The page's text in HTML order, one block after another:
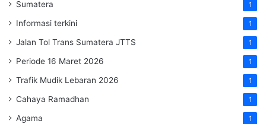
Sumatera 1
Informasi terkini 1
Jalan Tol Trans Sumatera JTTS 1
Periode 16 Maret 2026 1
Trafik Mudik Lebaran 2026 1
Cahaya Ramadhan 1
Agama 1